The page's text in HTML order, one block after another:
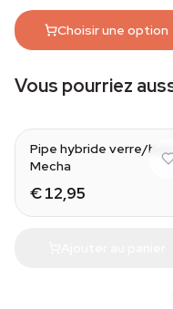
Choisir une option
Vous pourriez
Pipe hybride verre/bois
Mecha
€ 12,95